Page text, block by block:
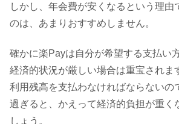
しかし、年会費が安くなるという理由
のは、あまりおすすめしません。
確かに楽Payは自分が希望する支払い
経済的状況が厳しい場合は重宝されま
利用残高を支払わなければならないの
過ぎると、かえって経済的負担が重く
しょう。